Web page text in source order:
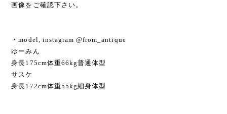
画像をご確認下さい。
・model, instagram @from_antique
ゆーみん
身長175cm体重66kg普通体型
サスケ
身長172cm体重55kg細身体型